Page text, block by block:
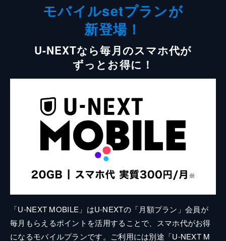
モバイルsetプランが
新登場！
U-NEXTなら毎月のスマホ代が
ずっとお得に！
「U-NEXT MOBILE」はU-NEXTの「月額プラン」会員が
毎月もらえるポイントを活用することで、スマホ代がお得
になるモバイルプランです。ご利用には別途「U-NEXT M